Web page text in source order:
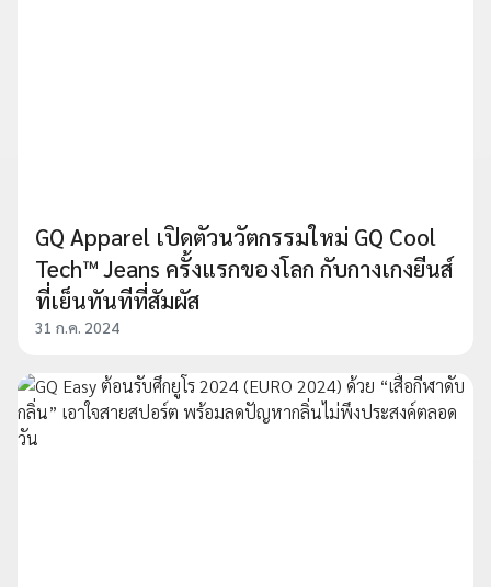
GQ Apparel เปิดตัวนวัตกรรมใหม่ GQ Cool
Tech™ Jeans ครั้งแรกของโลก กับกางเกงยีนส์
ที่เย็นทันทีที่สัมผัส
31 ก.ค. 2024